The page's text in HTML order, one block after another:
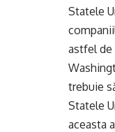
Statele
astfel de
trebuie
Statele
aceasta